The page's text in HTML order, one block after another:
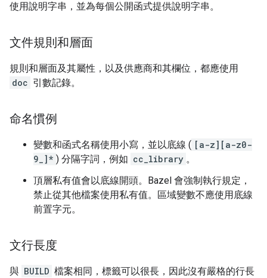
使用說明字串，並為每個公開函式提供說明字串。
文件規則和層面
規則和層面及其屬性，以及供應商和其欄位，都應使用
doc 引數記錄。
命名慣例
變數和函式名稱使用小寫，並以底線 ( [a-z][a-z0-
9_]* ) 分隔字詞，例如 cc_library 。
頂層私有值會以底線開頭。Bazel 會強制執行規定，
禁止從其他檔案使用私有值。區域變數不應使用底線
前置字元。
文行長度
與 BUILD 檔案相同，標籤可以很長，因此沒有嚴格的行長